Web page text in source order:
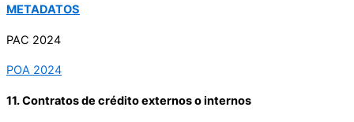
METADATOS
PAC 2024
POA 2024
11. Contratos de crédito externos o internos